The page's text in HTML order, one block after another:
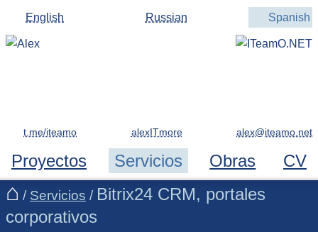
English Russian Spanish
Proyectos Servicios Obras CV
t.me/iteamo alexITmore
/ Servicios / Bitrix24 CRM, portales
corporativos